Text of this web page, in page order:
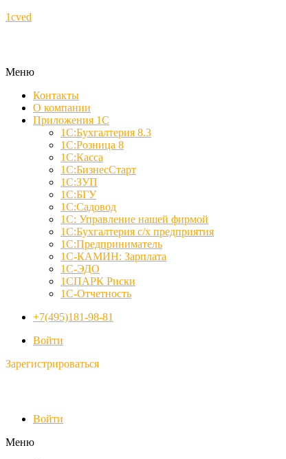
1cved
Меню
Контакты
О компании
Приложения 1С
1С:Бухгалтерия 8.3
1С:Розница 8
1С:Касса
1С:БизнесСтарт
1С:ЗУП
1С:БГУ
1С:Садовод
1С: Управление нашей фирмой
1С:Бухгалтерия с/х предприятия
1С:Предприниматель
1С-КАМИН: Зарплата
1С-ЭДО
1СПАРК Риски
1С-Отчетность
+7(495)181-98-81
Войти
Зарегистрироваться
Войти
Меню